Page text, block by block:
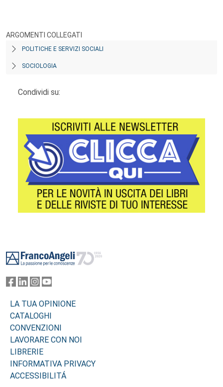
ARGOMENTI COLLEGATI
POLITICHE E SERVIZI SOCIALI
SOCIOLOGIA
Condividi su:
LA TUA OPINIONE
CATALOGHI
CONVENZIONI
LAVORARE CON NOI
LIBRERIE
INFORMATIVA PRIVACY
ACCESSIBILITÁ